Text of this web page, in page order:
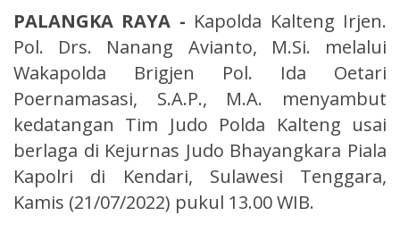
PALANGKA RAYA - Kapolda Kalteng Irjen.
Pol. Drs. Nanang Avianto, M.Si. melalui
Wakapolda Brigjen Pol. Ida Oetari
Poernamasasi, S.A.P., M.A. menyambut
kedatangan Tim Judo Polda Kalteng usai
berlaga di Kejurnas Judo Bhayangkara Piala
Kapolri di Kendari, Sulawesi Tenggara,
Kamis (21/07/2022) pukul 13.00 WIB.